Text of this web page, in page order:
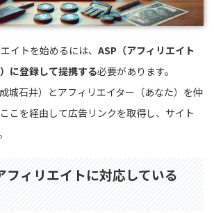
イトを始めるには、 ASP（アフィリエイト
に登録して提携する必要があります。
城石井）とアフィリエイター（あなた）を仲
こを経由して広告リンクを取得し、サイト
フィリエイトに対応している